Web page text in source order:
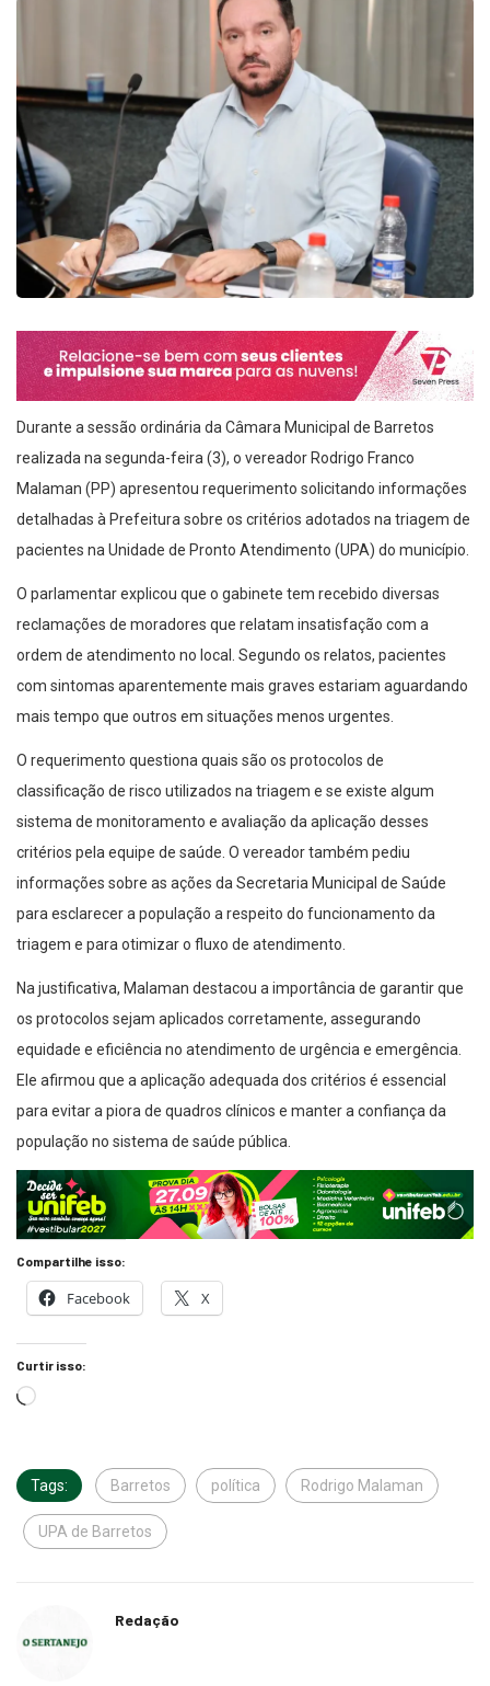
Durante a sessão ordinária da Câmara Municipal de Barretos
realizada na segunda-feira (3), o vereador Rodrigo Franco
Malaman (PP) apresentou requerimento solicitando informações
detalhadas à Prefeitura sobre os critérios adotados na triagem de
pacientes na Unidade de Pronto Atendimento (UPA) do município.
O parlamentar explicou que o gabinete tem recebido diversas
reclamações de moradores que relatam insatisfação com a
ordem de atendimento no local. Segundo os relatos, pacientes
com sintomas aparentemente mais graves estariam aguardando
mais tempo que outros em situações menos urgentes.
O requerimento questiona quais são os protocolos de
classificação de risco utilizados na triagem e se existe algum
sistema de monitoramento e avaliação da aplicação desses
critérios pela equipe de saúde. O vereador também pediu
informações sobre as ações da Secretaria Municipal de Saúde
para esclarecer a população a respeito do funcionamento da
triagem e para otimizar o fluxo de atendimento.
Na justificativa, Malaman destacou a importância de garantir que
os protocolos sejam aplicados corretamente, assegurando
equidade e eficiência no atendimento de urgência e emergência.
Ele afirmou que a aplicação adequada dos critérios é essencial
para evitar a piora de quadros clínicos e manter a confiança da
população no sistema de saúde pública.
Compartilhe isso:
Facebook X
Curtir isso:
Tags: Barretos política Rodrigo Malaman
UPA de Barretos
Redação